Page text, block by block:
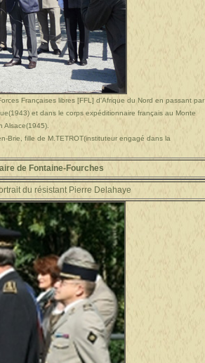
Françaises libres [FFL] d'Afrique du Nord en passant par
et dans le corps expéditionnaire français au Monte
Brie, fille de M.TETROT(instituteur engagé dans la
de Fontaine-Fourches
du résistant Pierre Delahaye